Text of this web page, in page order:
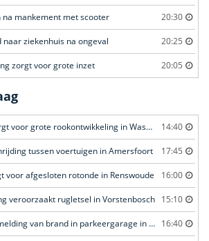
mankement met scooter 20:30
ziekenhuis na ongeval 20:25
zorgt voor grote inzet 20:05
Brand in duinen zorgt voor grote rookontwikkeling in Wassenaar 14:40
tussen voertuigen in Amersfoort 17:45
voor afgesloten rotonde in Renswoude 16:00
veroorzaakt rugletsel in Vorstenbosch 15:10
Pand ontruimd na melding van brand in parkeergarage in Leeuwarden 16:40